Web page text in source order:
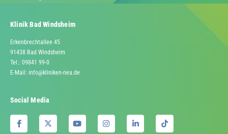
Klinik Bad Windsheim
Erkenbrechtallee 45
91438 Bad Windsheim
Tel.: 09841 99-0
E-Mail: info@kliniken-nea.de
Social Media